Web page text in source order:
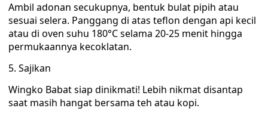
Ambil adonan secukupnya, bentuk bulat pipih atau
sesuai selera. Panggang di atas teflon dengan api kecil
atau di oven suhu 180°C selama 20-25 menit hingga
permukaannya kecoklatan.
5. Sajikan
Wingko Babat siap dinikmati! Lebih nikmat disantap
saat masih hangat bersama teh atau kopi.